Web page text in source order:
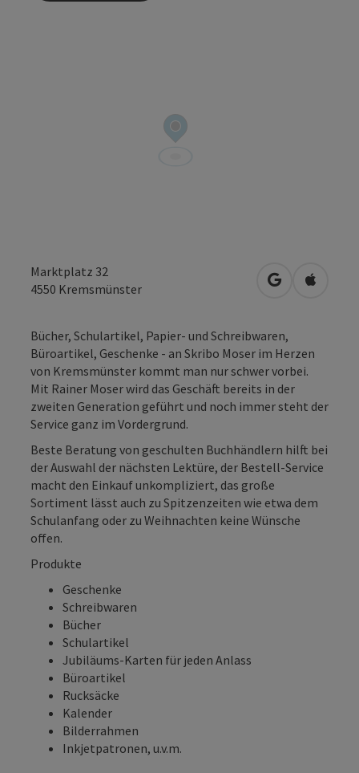
Marktplatz 32
4550 Kremsmünster in Google
in
Bücher, Schulartikel, Papier- und Schreibwaren,
Büroartikel, Geschenke - an Skribo Moser im Herzen
von Kremsmünster kommt man nur schwer vorbei.
Mit Rainer Moser wird das Geschäft bereits in der
zweiten Generation geführt und noch immer steht der
Service ganz im Vordergrund.
Beste Beratung von geschulten Buchhändlern hilft bei
der Auswahl der nächsten Lektüre, der Bestell-Service
macht den Einkauf unkompliziert, das große
Sortiment lässt auch zu Spitzenzeiten wie etwa dem
Schulanfang oder zu Weihnachten keine Wünsche
offen.
Produkte
Geschenke
Schreibwaren
Bücher
Schulartikel
Jubiläums-Karten für jeden Anlass
Büroartikel
Rucksäcke
Kalender
Bilderrahmen
Inkjetpatronen, u.v.m.